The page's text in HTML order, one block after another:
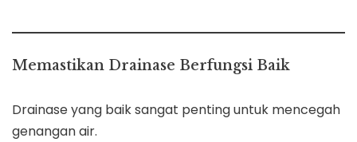
Memastikan Drainase Berfungsi Baik
Drainase yang baik sangat penting untuk mencegah
genangan air.